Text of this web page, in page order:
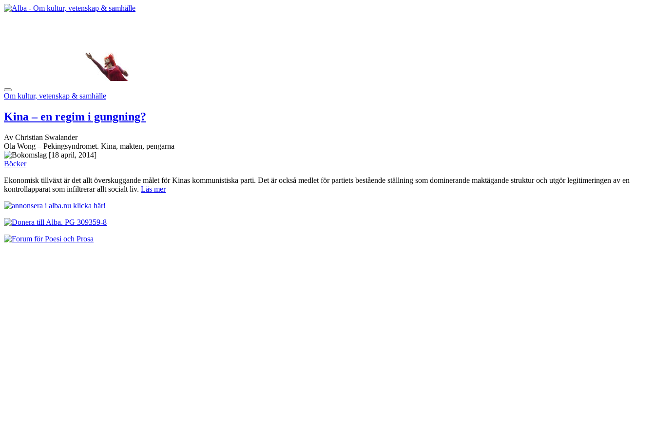
Om kultur, vetenskap & samhälle
Kina – en regim i gungning?
Av Christian Swalander
Ola Wong – Pekingsyndromet. Kina, makten, pengarna
[18 april, 2014]
Böcker
Ekonomisk tillväxt är det allt överskuggande målet för Kinas kommunistiska parti. Det är också medlet för partiets bestående ställning som dominerande maktägande struktur och utgör legitimeringen av en
kontrollapparat som infiltrerar allt socialt liv. Läs mer